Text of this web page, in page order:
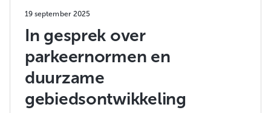
19 september 2025
In gesprek over
parkeernormen en
duurzame
gebiedsontwikkeling